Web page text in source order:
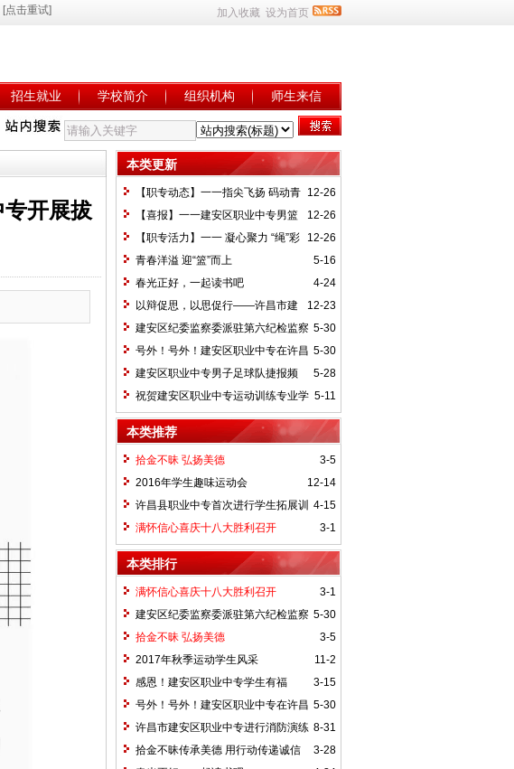
加入收藏 设为首页
招生就业 学校简介 组织机构 师生来信
专开展拔
本类更新
12-26
【职专动态】一一指尖飞扬 码动青
春 建安区职业中专开展打字比赛活动12-26
【喜报】一一建安区职业中专男篮
以全胜战绩，强势夺魁！
12-26
【职专活力】一一 凝心聚力 “绳”彩
飞扬 建安区职业中专开展拔河比赛活动5-16
青春洋溢 迎“篮”而上
4-24
春光正好，一起读书吧
12-23
以辩促思，以思促行——许昌市建
安区职业中专2021年度校园辩论会
5-30
建安区纪委监察委派驻第六纪检监察
组到我校检查第一季度党风廉政建设主体
责任工作
5-30
号外！号外！建安区职业中专在许昌
市中等职业教育竞赛系列活动———五人
制足球赛中首战告捷！
5-28
建安区职业中专男子足球队捷报频
传！
5-11
祝贺建安区职业中专运动训练专业学
生在许昌市中学生“晨光”体育活动中获得
第二名的好成绩
本类推荐
3-5
拾金不昧 弘扬美德
12-14
2016年学生趣味运动会
4-15
许昌县职业中专首次进行学生拓展训
练
3-1
满怀信心喜庆十八大胜利召开
本类排行
3-1
满怀信心喜庆十八大胜利召开
5-30
建安区纪委监察委派驻第六纪检监察
组到我校检查第一季度党风廉政建设主体
责任工作
3-5
拾金不昧 弘扬美德
11-2
2017年秋季运动学生风采
3-15
感恩！建安区职业中专学生有福
了......
5-30
号外！号外！建安区职业中专在许昌
市中等职业教育竞赛系列活动———五人
制足球赛中首战告捷！
8-31
许昌市建安区职业中专进行消防演练
活动
3-28
拾金不昧传承美德 用行动传递诚信